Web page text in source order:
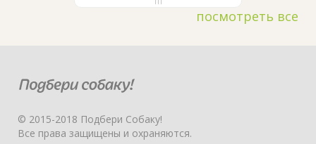
посмотреть все
© 2015-2018 Подбери Собаку!
Все права защищены и охраняются.